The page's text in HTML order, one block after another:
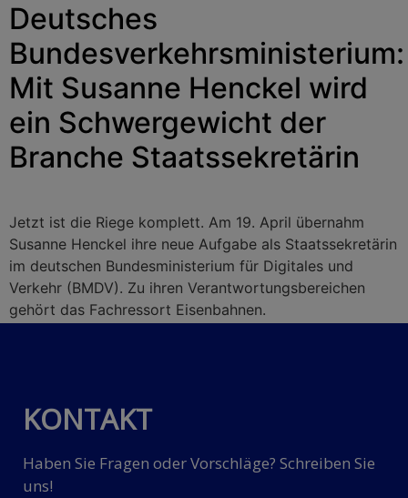
Deutsches
Bundesverkehrsministerium:
Mit Susanne Henckel wird
ein Schwergewicht der
Branche Staatssekretärin
Jetzt ist die Riege komplett. Am 19. April übernahm
Susanne Henckel ihre neue Aufgabe als Staatssekretärin
im deutschen Bundesministerium für Digitales und
Verkehr (BMDV). Zu ihren Verantwortungsbereichen
gehört das Fachressort Eisenbahnen.
KONTAKT
Haben Sie Fragen oder Vorschläge? Schreiben Sie
uns!